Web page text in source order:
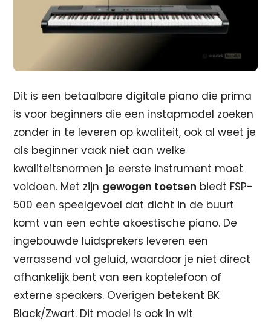
Dit is een betaalbare digitale piano die prima
is voor beginners die een instapmodel zoeken
zonder in te leveren op kwaliteit, ook al weet je
als beginner vaak niet aan welke
kwaliteitsnormen je eerste instrument moet
voldoen. Met zijn gewogen toetsen biedt FSP-
500 een speelgevoel dat dicht in de buurt
komt van een echte akoestische piano. De
ingebouwde luidsprekers leveren een
verrassend vol geluid, waardoor je niet direct
afhankelijk bent van een koptelefoon of
externe speakers. Overigen betekent BK
Black/Zwart. Dit model is ook in wit